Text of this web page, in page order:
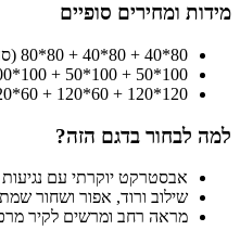
מידות ומחירים סופיים
80*40 + 80*40 + 80*80 (סהכ 160 ס"מ) – 599 ₪
100*50 + 100*50 + 100*100 (סהכ 200 ס"מ) – 699 ₪
120*120 + 60*120 + 60*120 (סהכ 240 ס"מ) – 999 ₪
למה לבחור בדגם הזה?
אבסטרקט יוקרתי עם נגיעות
שילוב ורוד, אפור ושחור
מראה רחב ומרשים לקיר